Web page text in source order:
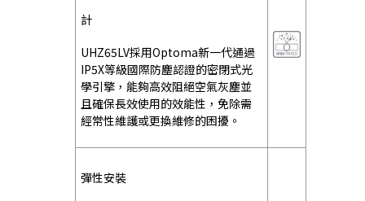
計
UHZ65LV採用Optoma新一代通過
IP5X等級國際防塵認證的密閉式光
學引擎，能夠高效阻絕空氣灰塵並
且確保長效使用的效能性，免除需
經常性維護或更換維修的困擾。
彈性安裝